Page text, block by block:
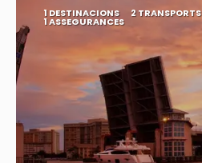
1 DESTINACIONS 2 TRANSPORTS
1 ASSEGURANCES